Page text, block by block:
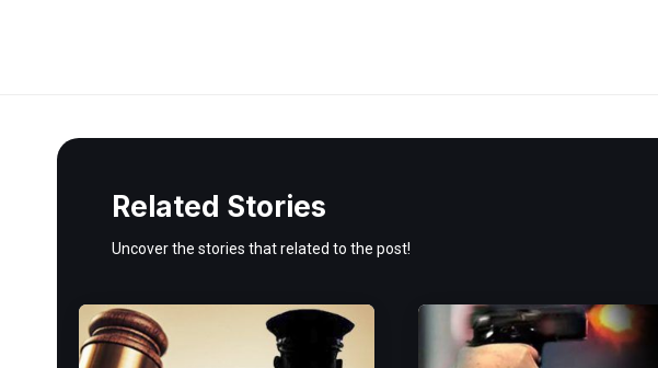
Related Stories
Uncover the stories that related to the post!